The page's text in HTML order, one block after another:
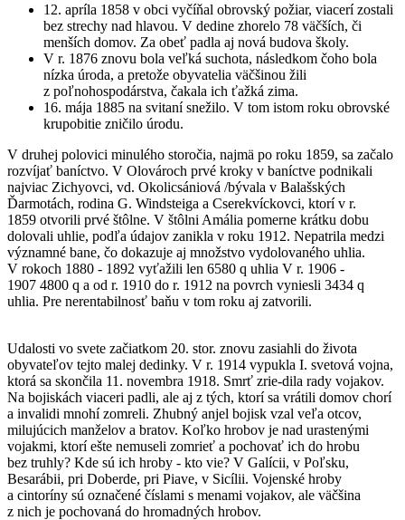
12. apríla 1858 v obci vyčíňal obrovský požiar, viacerí zostali
bez strechy nad hlavou. V dedine zhorelo 78 väčších, či
menších domov. Za obeť padla aj nová budova školy.
V r. 1876 znovu bola veľká suchota, následkom čoho bola
nízka úroda, a pretože obyvatelia väčšinou žili
z poľnohospodárstva, čakala ich ťažká zima.
16. mája 1885 na svitaní snežilo. V tom istom roku obrovské
krupobitie zničilo úrodu.
V druhej polovici minulého storočia, najmä po roku 1859, sa začalo
rozvíjať baníctvo. V Olovároch prvé kroky v baníctve podnikali
najviac Zichyovci, vd. Okolicsániová /bývala v Balašských
Ďarmotách, rodina G. Windsteiga a Cserekvíckovci, ktorí v r.
1859 otvorili prvé štôlne. V štôlni Amália pomerne krátku dobu
dolovali uhlie, podľa údajov zanikla v roku 1912. Nepatrila medzi
významné bane, čo dokazuje aj množstvo vydolovaného uhlia.
V rokoch 1880 - 1892 vyťažili len 6580 q uhlia V r. 1906 -
1907 4800 q a od r. 1910 do r. 1912 na povrch vyniesli 3434 q
uhlia. Pre nerentabilnosť baňu v tom roku aj zatvorili.
Udalosti vo svete začiatkom 20. stor. znovu zasiahli do života
obyvateľov tejto malej dedinky. V r. 1914 vypukla I. svetová vojna,
ktorá sa skončila 11. novembra 1918. Smrť zrie-dila rady vojakov.
Na bojiskách viaceri padli, ale aj z tých, ktorí sa vrátili domov chorí
a invalidi mnohí zomreli. Zhubný anjel bojisk vzal veľa otcov,
milujúcich manželov a bratov. Koľko hrobov je nad urastenými
vojakmi, ktorí ešte nemuseli zomrieť a pochovať ich do hrobu
bez truhly? Kde sú ich hroby - kto vie? V Galícii, v Poľsku,
Besarábii, pri Doberde, pri Piave, v Sicílii. Vojenské hroby
a cintoríny sú označené číslami s menami vojakov, ale väčšina
z nich je pochovaná do hromadných hrobov.